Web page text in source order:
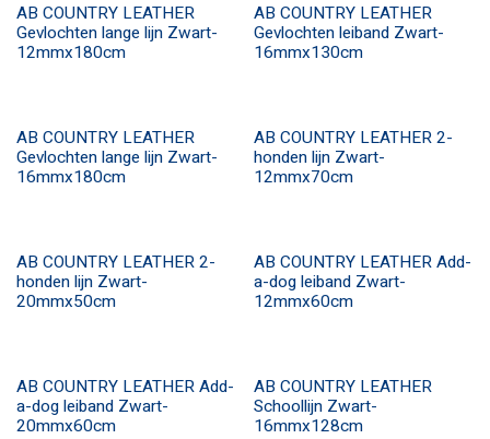
AB COUNTRY LEATHER
Gevlochten lange lijn Zwart-
12mmx180cm
AB COUNTRY LEATHER
Gevlochten leiband Zwart-
16mmx130cm
AB COUNTRY LEATHER
Gevlochten lange lijn Zwart-
16mmx180cm
AB COUNTRY LEATHER 2-
honden lijn Zwart-
12mmx70cm
AB COUNTRY LEATHER 2-
honden lijn Zwart-
20mmx50cm
AB COUNTRY LEATHER Add-
a-dog leiband Zwart-
12mmx60cm
AB COUNTRY LEATHER Add-
a-dog leiband Zwart-
20mmx60cm
AB COUNTRY LEATHER
Schoollijn Zwart-
16mmx128cm